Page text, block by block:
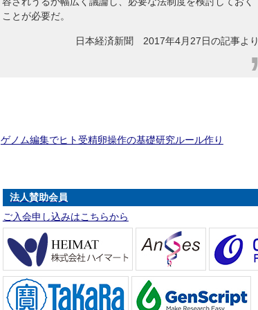
ことが必要だ。
日本経済新聞 2017年4月27日の記事より
ゲノム編集でヒト受精卵操作の基礎研究ルール作り
法人賛助会員
ご入会申し込みはこちらから